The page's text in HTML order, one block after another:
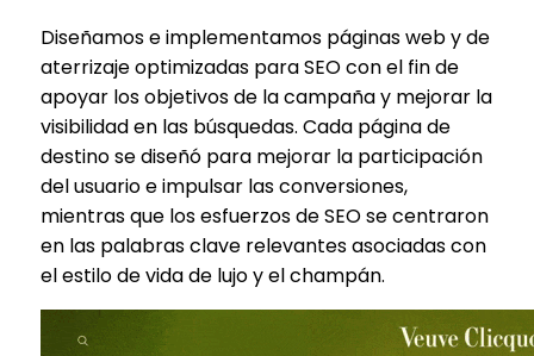
Diseñamos e implementamos páginas web y de
aterrizaje optimizadas para SEO con el fin de
apoyar los objetivos de la campaña y mejorar la
visibilidad en las búsquedas. Cada página de
destino se diseñó para mejorar la participación
del usuario e impulsar las conversiones,
mientras que los esfuerzos de SEO se centraron
en las palabras clave relevantes asociadas con
el estilo de vida de lujo y el champán.